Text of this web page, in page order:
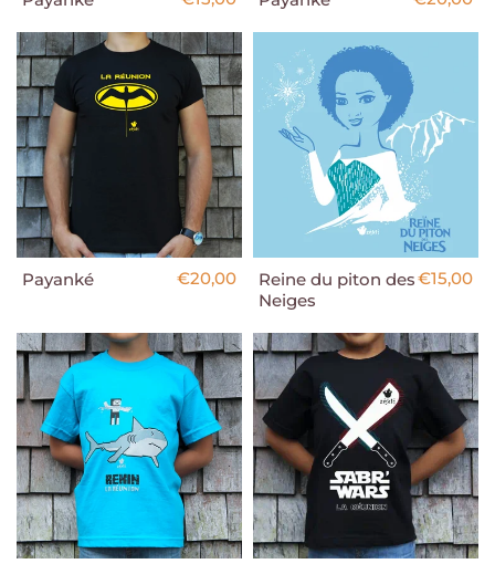
€20,00
Payanké €15,00
Reine du piton des
Neiges